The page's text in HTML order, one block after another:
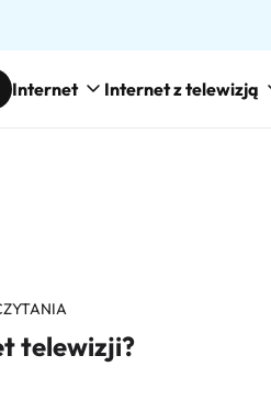
Internet Internet z telewizją
telewizji?